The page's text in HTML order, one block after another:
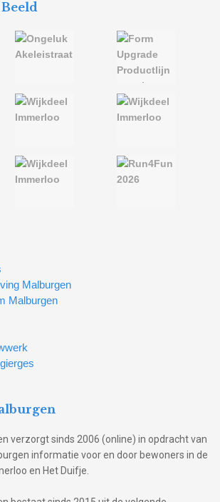
Malburgen
Malburgen
verzorgt sinds 2006 (online) in opdracht van
informatie voor en door bewoners in de
en Het Duifje.